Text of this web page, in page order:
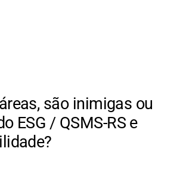
são inimigas ou
ESG / QSMS-RS e